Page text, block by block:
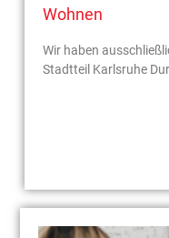
Wohnen
Wir haben
Stadtteil Karlsruhe